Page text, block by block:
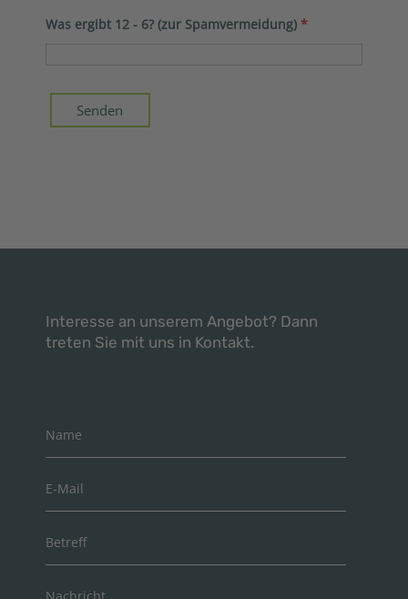
Was ergibt 12 - 6? (zur Spamvermeidung) *
Interesse an unserem Angebot? Dann
treten Sie mit uns in Kontakt.